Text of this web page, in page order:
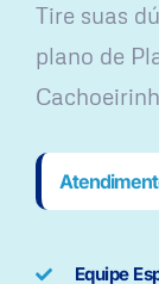
Tire suas
plano ​de
Equipe